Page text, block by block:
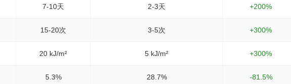
7-10天 2-3天 +200%
15-20次 3-5次 +300%
20 kJ/m² 5 kJ/m² +300%
5.3% 28.7% -81.5%